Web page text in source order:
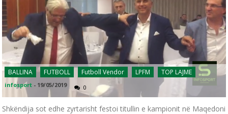
BALLINA FUTBOLL Futboll Vendor LPFM TOP LAJME
infosport - 19/05/2019 0
Shkëndija sot edhe zyrtarisht festoi titullin e kampionit në Maqedoni